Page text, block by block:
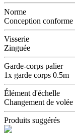
Norme
Conception
Visserie
Zinguée
Garde-corps palier
1x garde corps 0.5m
Élément d'échelle
Changement de
Produits suggérés